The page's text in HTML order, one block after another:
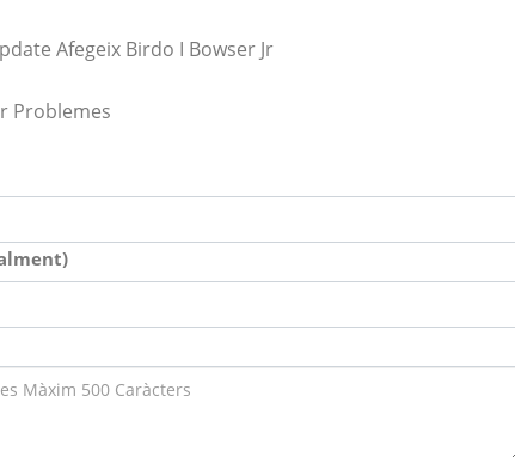
Afegeix Birdo I Bowser Jr
Problemes